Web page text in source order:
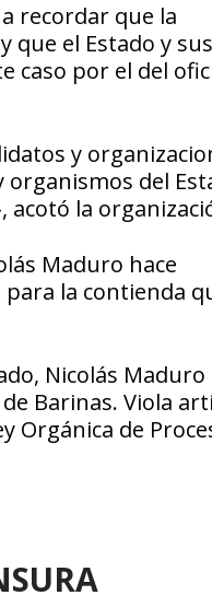
recordar que la
que el Estado y sus
caso por el del
y
del
acotó la
Maduro hace
la contienda
Nicolás Maduro
Barinas. Viola
Orgánica de